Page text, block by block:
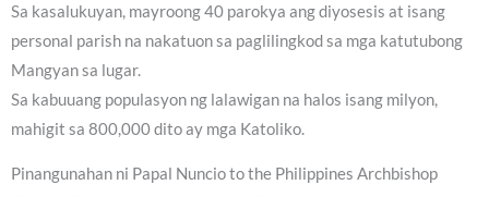
Sa kasalukuyan, mayroong 40 parokya ang diyosesis at isang
personal parish na nakatuon sa paglilingkod sa mga katutubong
Mangyan sa lugar.
Sa kabuuang populasyon ng lalawigan na halos isang milyon,
mahigit sa 800,000 dito ay mga Katoliko.
Pinangunahan ni Papal Nuncio to the Philippines Archbishop